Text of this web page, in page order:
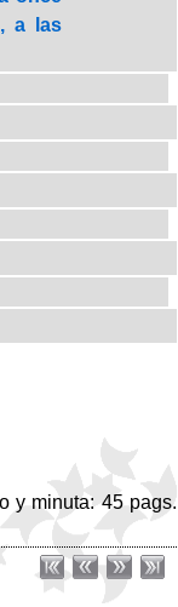
a las
y minuta: 45 pags.